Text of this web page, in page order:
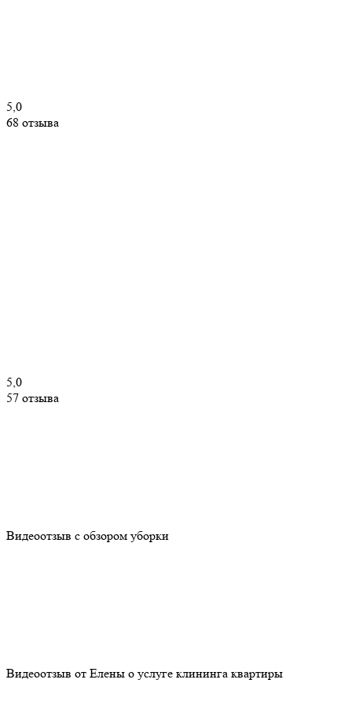
5,0
68 отзыва
5,0
57 отзыва
Видеоотзыв с обзором уборки
Видеоотзыв от Елены о услуге клининга квартиры